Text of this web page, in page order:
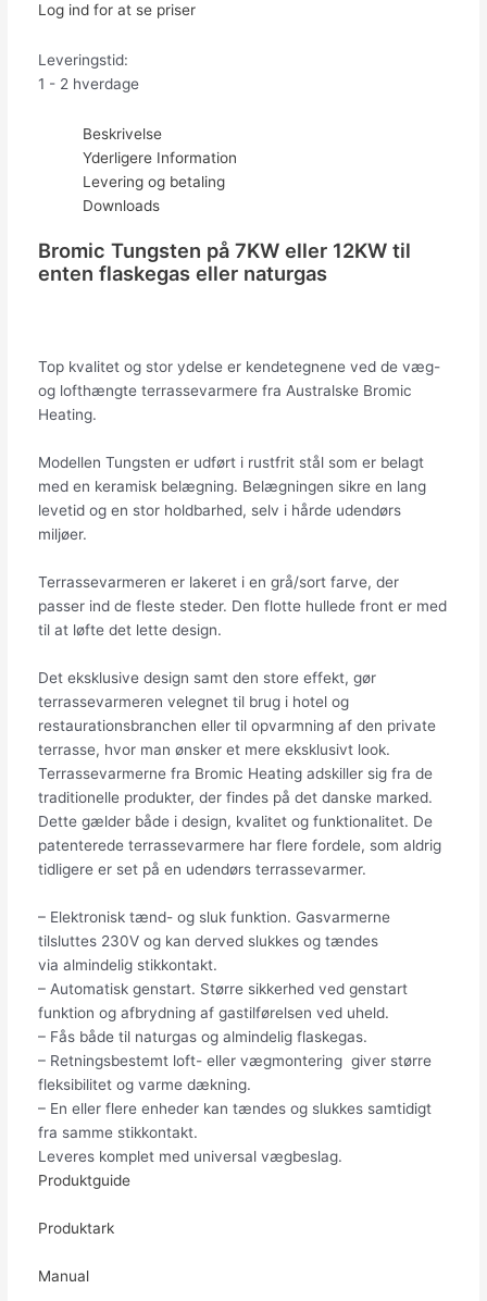
Log ind for at se priser
Leveringstid:
1 - 2 hverdage
Beskrivelse
Yderligere Information
Levering og betaling
Downloads
Bromic Tungsten på 7KW eller 12KW til
enten flaskegas eller naturgas
Top kvalitet og stor ydelse er kendetegnene ved de væg-
og lofthængte terrassevarmere fra Australske Bromic
Heating.
Modellen Tungsten er udført i rustfrit stål som er belagt
med en keramisk belægning. Belægningen sikre en lang
levetid og en stor holdbarhed, selv i hårde udendørs
miljøer.
Terrassevarmeren er lakeret i en grå/sort farve, der
passer ind de fleste steder. Den flotte hullede front er med
til at løfte det lette design.
Det eksklusive design samt den store effekt, gør
terrassevarmeren velegnet til brug i hotel og
restaurationsbranchen eller til opvarmning af den private
terrasse, hvor man ønsker et mere eksklusivt look.
Terrassevarmerne fra Bromic Heating adskiller sig fra de
traditionelle produkter, der findes på det danske marked.
Dette gælder både i design, kvalitet og funktionalitet. De
patenterede terrassevarmere har flere fordele, som aldrig
tidligere er set på en udendørs terrassevarmer.
– Elektronisk tænd- og sluk funktion. Gasvarmerne
tilsluttes 230V og kan derved slukkes og tændes
via almindelig stikkontakt.
– Automatisk genstart. Større sikkerhed ved genstart
funktion og afbrydning af gastilførelsen ved uheld.
– Fås både til naturgas og almindelig flaskegas.
– Retningsbestemt loft- eller vægmontering giver større
fleksibilitet og varme dækning.
– En eller flere enheder kan tændes og slukkes samtidigt
fra samme stikkontakt.
Leveres komplet med universal vægbeslag.
Produktguide
Produktark
Manual